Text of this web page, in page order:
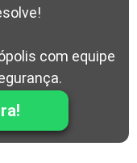
com equipe